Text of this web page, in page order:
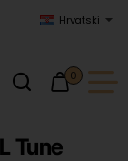
Hrvatski
0
Tune